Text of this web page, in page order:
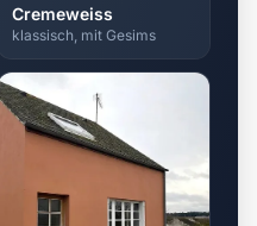
Cremeweiss
klassisch, mit Gesims